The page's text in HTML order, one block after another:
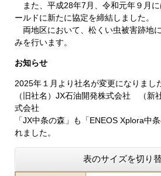
また、平成28年7月、令和元年９月に
ールドに新たに協定を締結しました。
両地区において、松くい虫被害跡地
みを行います。
お知らせ
2025年１月より社名が変更になりまし
（旧社名）JX石油開発株式会社 （新
式会社
「JX中条の森」も「ENEOS Xplora中
れました。
表のサイズを切り